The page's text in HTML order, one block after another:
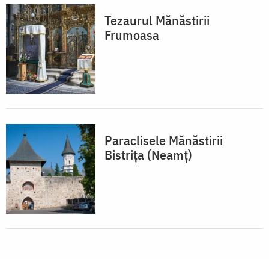
Tezaurul Mănăstirii
Frumoasa
Paraclisele Mănăstirii
Bistrița (Neamț)